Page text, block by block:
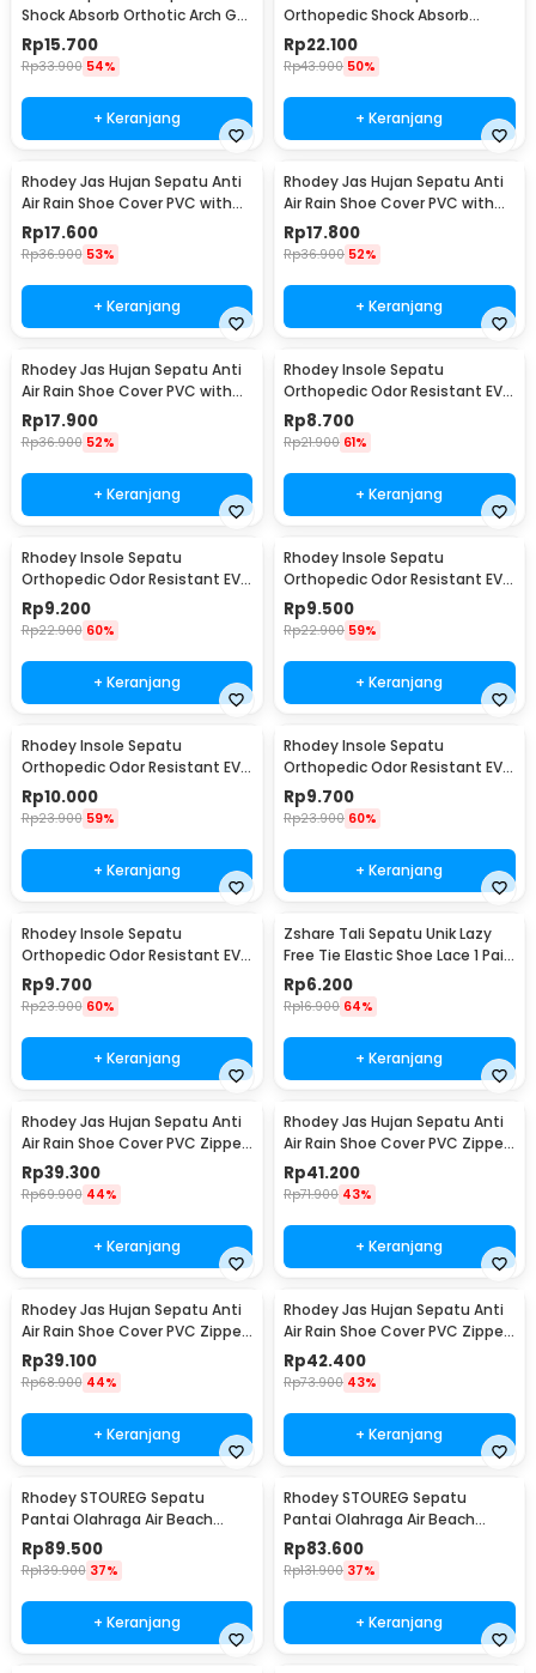
Shock Absorb Orthotic Arch Gel
Foam L - ZYD17
Rp15.700
Rp33.900 54%
+ Keranjang
Orthopedic Shock Absorb
Silicone Gel S
Rp22.100
Rp43.900 50%
+ Keranjang
Rhodey Jas Hujan Sepatu Anti
Air Rain Shoe Cover PVC with
Zipper M - F-300
Rp17.600
Rp36.900 53%
+ Keranjang
Rhodey Jas Hujan Sepatu Anti
Air Rain Shoe Cover PVC with
Zipper L - F-300
Rp17.800
Rp36.900 52%
+ Keranjang
Rhodey Jas Hujan Sepatu Anti
Air Rain Shoe Cover PVC with
Zipper XL - F-300
Rp17.900
Rp36.900 52%
+ Keranjang
Rhodey Insole Sepatu
Orthopedic Odor Resistant EVA
Foam 35 - Y3Y27
Rp8.700
Rp21.900 61%
+ Keranjang
Rhodey Insole Sepatu
Orthopedic Odor Resistant EVA
Foam 38 - Y3Y27
Rp9.200
Rp22.900 60%
+ Keranjang
Rhodey Insole Sepatu
Orthopedic Odor Resistant EVA
Foam 39 - Y3Y27
Rp9.500
Rp22.900 59%
+ Keranjang
Rhodey Insole Sepatu
Orthopedic Odor Resistant EVA
Foam 40 - Y3Y27
Rp10.000
Rp23.900 59%
+ Keranjang
Rhodey Insole Sepatu
Orthopedic Odor Resistant EVA
Foam 41 - Y3Y27
Rp9.700
Rp23.900 60%
+ Keranjang
Rhodey Insole Sepatu
Orthopedic Odor Resistant EVA
Foam 42 - Y3Y27
Rp9.700
Rp23.900 60%
+ Keranjang
Zshare Tali Sepatu Unik Lazy
Free Tie Elastic Shoe Lace 1 Pair
- T10
Rp6.200
Rp16.900 64%
+ Keranjang
Rhodey Jas Hujan Sepatu Anti
Air Rain Shoe Cover PVC Zipper
Reflector XL - H-212
Rp39.300
Rp69.900 44%
+ Keranjang
Rhodey Jas Hujan Sepatu Anti
Air Rain Shoe Cover PVC Zipper
Reflector S - H-212
Rp41.200
Rp71.900 43%
+ Keranjang
Rhodey Jas Hujan Sepatu Anti
Air Rain Shoe Cover PVC Zipper
Reflector M - H-212
Rp39.100
Rp68.900 44%
+ Keranjang
Rhodey Jas Hujan Sepatu Anti
Air Rain Shoe Cover PVC Zipper
Reflector L - H-212
Rp42.400
Rp73.900 43%
+ Keranjang
Rhodey STOUREG Sepatu
Pantai Olahraga Air Beach
Shoes 42 - 6688
Rp89.500
Rp139.900 37%
+ Keranjang
Rhodey STOUREG Sepatu
Pantai Olahraga Air Beach
Shoes 43 - 6688
Rp83.600
Rp131.900 37%
+ Keranjang